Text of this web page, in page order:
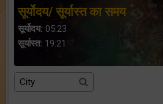
सूर्योदय/ सूर्यास्त का समय
सूर्योदय: 05:23
सूर्यास्त: 19:21